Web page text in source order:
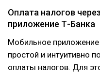
Оплата налогов
приложение Т-Банка
Мобильное
простой и интуитивно
оплаты налогов. Для